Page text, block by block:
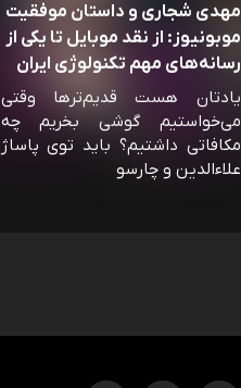
مهدی شجاری و داستان موفقیت
موبونیوز: از نقد موبایل تا یکی از
رسانه‌‌های مهم تکنولوژی ایران
یادتان هست قدیم‌ترها وقتی
می‌خواستیم گوشی بخریم چه
مکافاتی داشتیم؟ باید توی پاساژ
علاءالدین و چارسو